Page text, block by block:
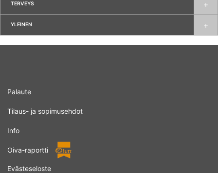
TERVEYS
YLEINEN
Palaute
Tilaus- ja sopimusehdot
Info
Oiva-raportti
Evästeseloste